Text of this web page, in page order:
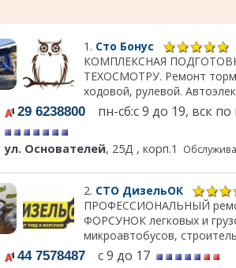
1. Сто Бонус
КОМПЛЕКСНАЯ
ТЕХОСМОТРУ. Ремонт
ходовой, рулевой.
29 6238800 пн-сб:с 9 до 19, вск по
ул. Основателей, 25Д , корп.1
2. СТО ДизельОК
ПРОФЕССИОНАЛЬНЫЙ
ФОРСУНОК легковых и
микроавтобусов,
44 7578487 с 9 до 17